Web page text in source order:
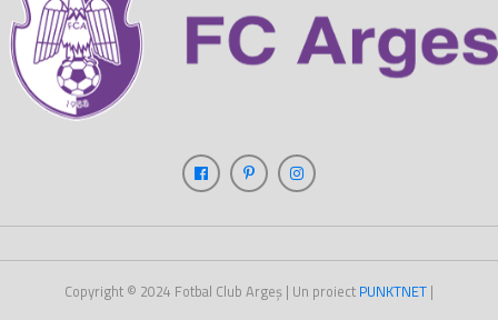
Copyright © 2024 Fotbal Club Argeș | Un proiect PUNKTNET |